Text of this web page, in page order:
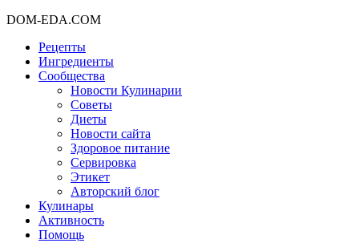
DOM-EDA.COM
Рецепты
Ингредиенты
Сообщества
Новости Кулинарии
Советы
Диеты
Новости сайта
Здоровое питание
Сервировка
Этикет
Авторский блог
Кулинары
Активность
Помощь